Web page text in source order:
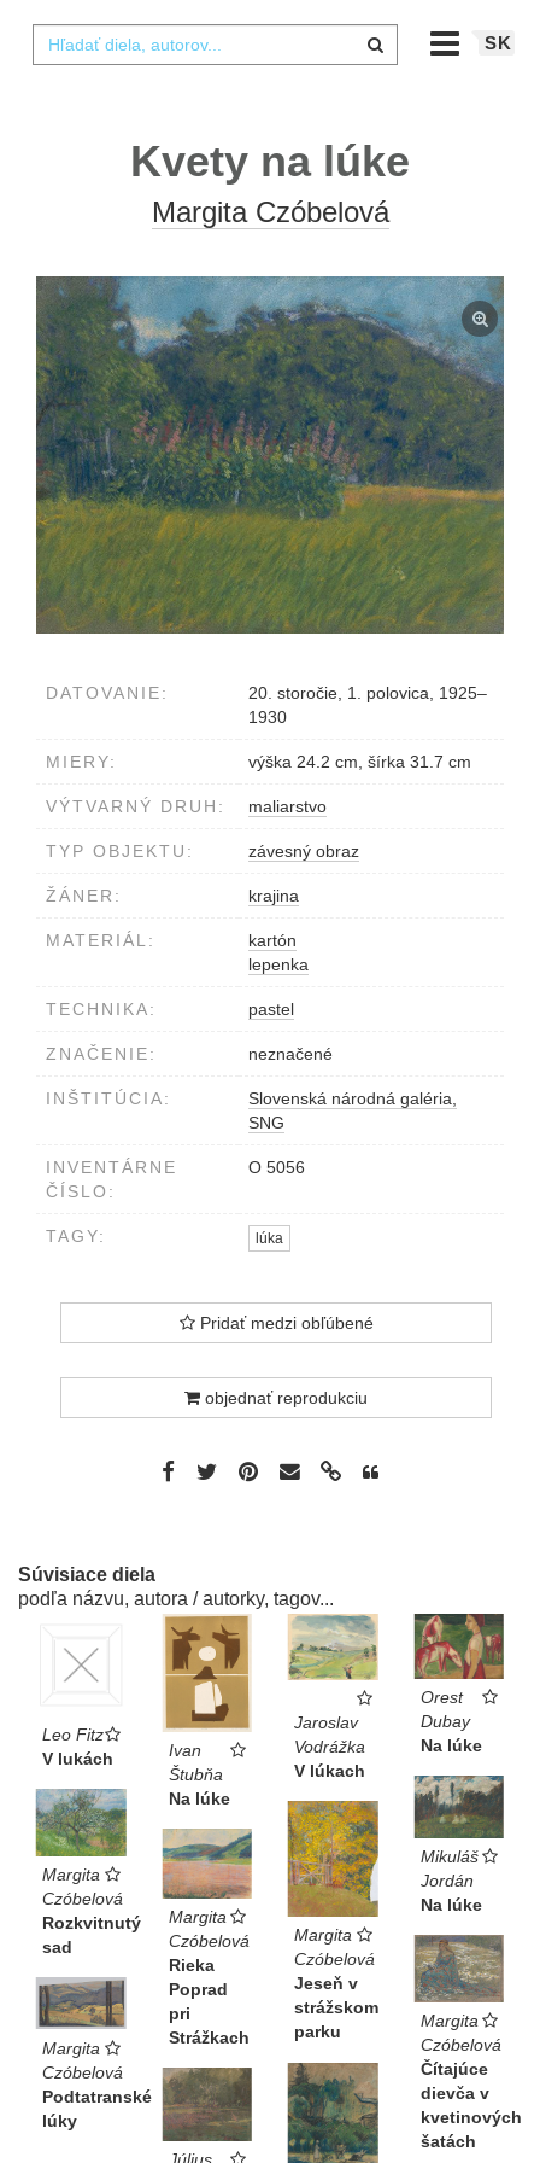
SK
Kvety na lúke
Margita Czóbelová
DATOVANIE:
20. storočie, 1. polovica, 1925–
1930
MIERY: výška 24.2 cm, šírka 31.7 cm
VÝTVARNÝ DRUH: maliarstvo
TYP OBJEKTU: závesný obraz
ŽÁNER: krajina
MATERIÁL:
kartón
lepenka
TECHNIKA: pastel
ZNAČENIE: neznačené
INŠTITÚCIA:
Slovenská národná galéria,
SNG
INVENTÁRNE
ČÍSLO:
O 5056
TAGY: lúka
Pridať medzi obľúbené
objednať reprodukciu
Súvisiace diela
podľa názvu, autora / autorky, tagov...
Leo Fitz
V lukách
Ivan
Štubňa
Na lúke
Jaroslav
Vodrážka
V lúkach
Orest
Dubay
Na lúke
Mikuláš
Jordán
Na lúke
Margita
Czóbelová
Rozkvitnutý
sad
Margita
Czóbelová
Jeseň v
strážskom
parku
Margita
Czóbelová
Rieka
Poprad
pri
Strážkach
Margita
Czóbelová
Čítajúce
dievča v
kvetinových
šatách
Margita
Czóbelová
Podtatranské
lúky